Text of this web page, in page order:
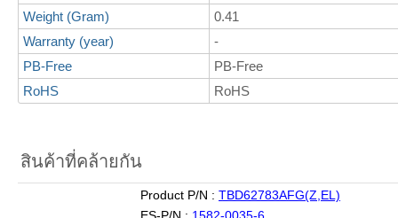
Weight (Gram)
0.41
Warranty (year)
-
PB-Free
PB-Free
RoHS
RoHS
สินค้าที่คล้ายกัน
Product P/N : TBD62783AFG(Z,EL)